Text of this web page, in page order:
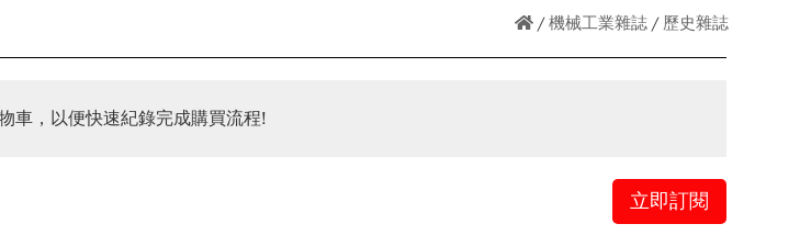
機械工業雜誌 歷史雜誌
車，以便快速紀錄完成購買流程!
立即訂閱